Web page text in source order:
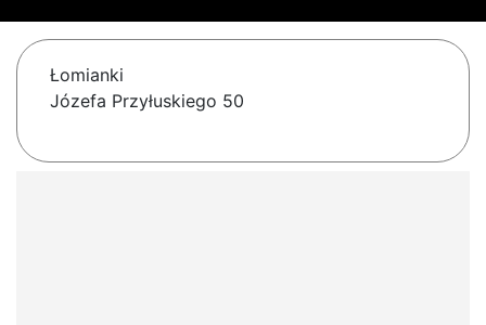
Łomianki
Józefa Przyłuskiego 50